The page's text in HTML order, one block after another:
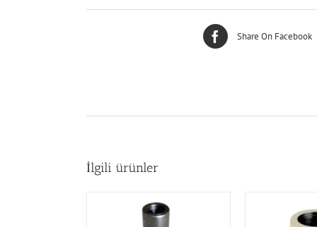
Share On Facebook
İlgili ürünler